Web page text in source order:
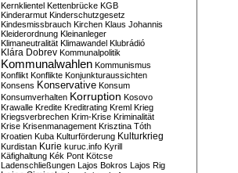
Kernklientel Kettenbrücke KGB
Kinderarmut Kinderschutzgesetz
Kindesmissbrauch Kirchen Klaus Johannis
Kleiderordnung Kleinanleger
Klimaneutralität Klimawandel Klubrádió
Klára Dobrev Kommunalpolitik
Kommunalwahlen Kommunismus
Konflikt Konflikte Konjunkturaussichten
Konsens Konservative Konsum
Konsumverhalten Korruption Kosovo
Krawalle Kredite Kreditrating Kreml Krieg
Kriegsverbrechen Krim-Krise Kriminalität
Krise Krisenmanagement Krisztina Tóth
Kroatien Kuba Kulturförderung Kulturkrieg
Kurdistan Kurie kuruc.info Kyrill
Käfighaltung Kék Pont Kötcse
Ladenschließungen Lajos Bokros Lajos Rig